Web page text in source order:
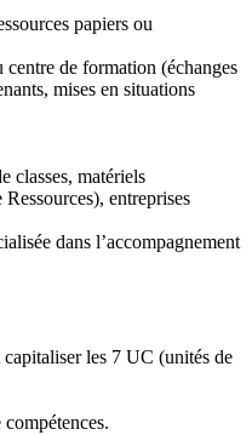
papiers ou
de formation (échanges
mises en situations
classes, matériels
entreprises
dans l’accompagnement
les 7 UC (unités de